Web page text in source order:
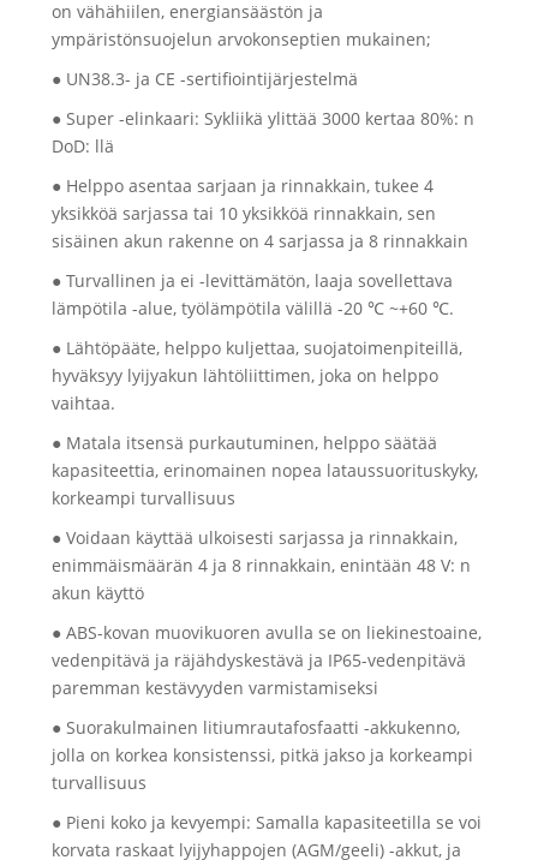
on vähähiilen, energiansäästön ja
ympäristönsuojelun arvokonseptien mukainen;
● UN38.3- ja CE -sertifiointijärjestelmä
● Super -elinkaari: Sykliikä ylittää 3000 kertaa 80%: n
DoD: llä
● Helppo asentaa sarjaan ja rinnakkain, tukee 4
yksikköä sarjassa tai 10 yksikköä rinnakkain, sen
sisäinen akun rakenne on 4 sarjassa ja 8 rinnakkain
● Turvallinen ja ei -levittämätön, laaja sovellettava
lämpötila -alue, työlämpötila välillä -20 ℃ ~+60 ℃.
● Lähtöpääte, helppo kuljettaa, suojatoimenpiteillä,
hyväksyy lyijyakun lähtöliittimen, joka on helppo
vaihtaa.
● Matala itsensä purkautuminen, helppo säätää
kapasiteettia, erinomainen nopea lataussuorituskyky,
korkeampi turvallisuus
● Voidaan käyttää ulkoisesti sarjassa ja rinnakkain,
enimmäismäärän 4 ja 8 rinnakkain, enintään 48 V: n
akun käyttö
● ABS-kovan muovikuoren avulla se on liekinestoaine,
vedenpitävä ja räjähdyskestävä ja IP65-vedenpitävä
paremman kestävyyden varmistamiseksi
● Suorakulmainen litiumrautafosfaatti -akkukenno,
jolla on korkea konsistenssi, pitkä jakso ja korkeampi
turvallisuus
● Pieni koko ja kevyempi: Samalla kapasiteetilla se voi
korvata raskaat lyijyhappojen (AGM/geeli) -akkut, ja